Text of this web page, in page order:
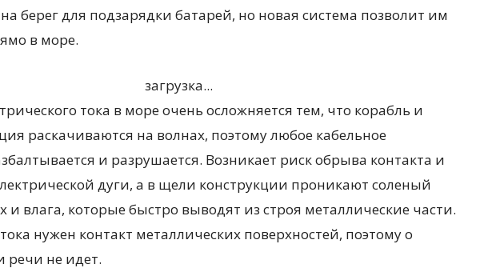
берег для подзарядки батарей, но новая система позволит им
в море.
загрузка...
тока в море очень осложняется тем, что корабль и
раскачиваются на волнах, поэтому любое кабельное
и разрушается. Возникает риск обрыва контакта и
дуги, а в щели конструкции проникают соленый
и влага, которые быстро выводят из строя металлические части.
нужен контакт металлических поверхностей, поэтому о
речи не идет.